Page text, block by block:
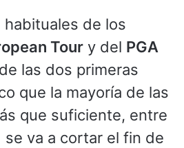
de los
Tour y del PGA
las dos primeras
que la mayoría de las
que suficiente, entre
se va a cortar el fin de